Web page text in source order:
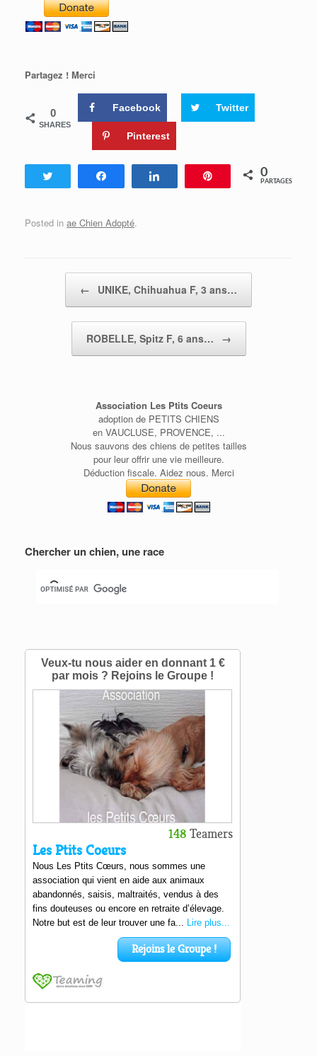
Partagez ! Merci
0
SHARES
Facebook Twitter
Pinterest
Tweetez Partagez Partagez Enregistrer
0
PARTAGES
Posted in ae Chien Adopté.
← UNIKE, Chihuahua F, 3 ans…
ROBELLE, Spitz F, 6 ans… →
Association Les Ptits Coeurs
adoption de PETITS CHIENS
en VAUCLUSE, PROVENCE, ...
Nous sauvons des chiens de petites tailles
pour leur offrir une vie meilleure.
Déduction fiscale. Aidez nous. Merci
Chercher un chien, une race